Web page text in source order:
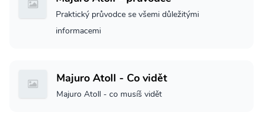
Praktický průvodce se všemi důležitými
informacemi
Majuro Atoll - Co vidět
Majuro Atoll - co musíš vidět